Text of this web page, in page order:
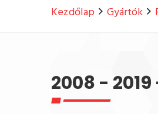
Kezdőlap Gyártók
2008 - 2019